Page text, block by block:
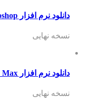
دانلود نرم افزار photoshop
نسخه نهایی
دانلود نرم افزار 3D Max
نسخه نهایی